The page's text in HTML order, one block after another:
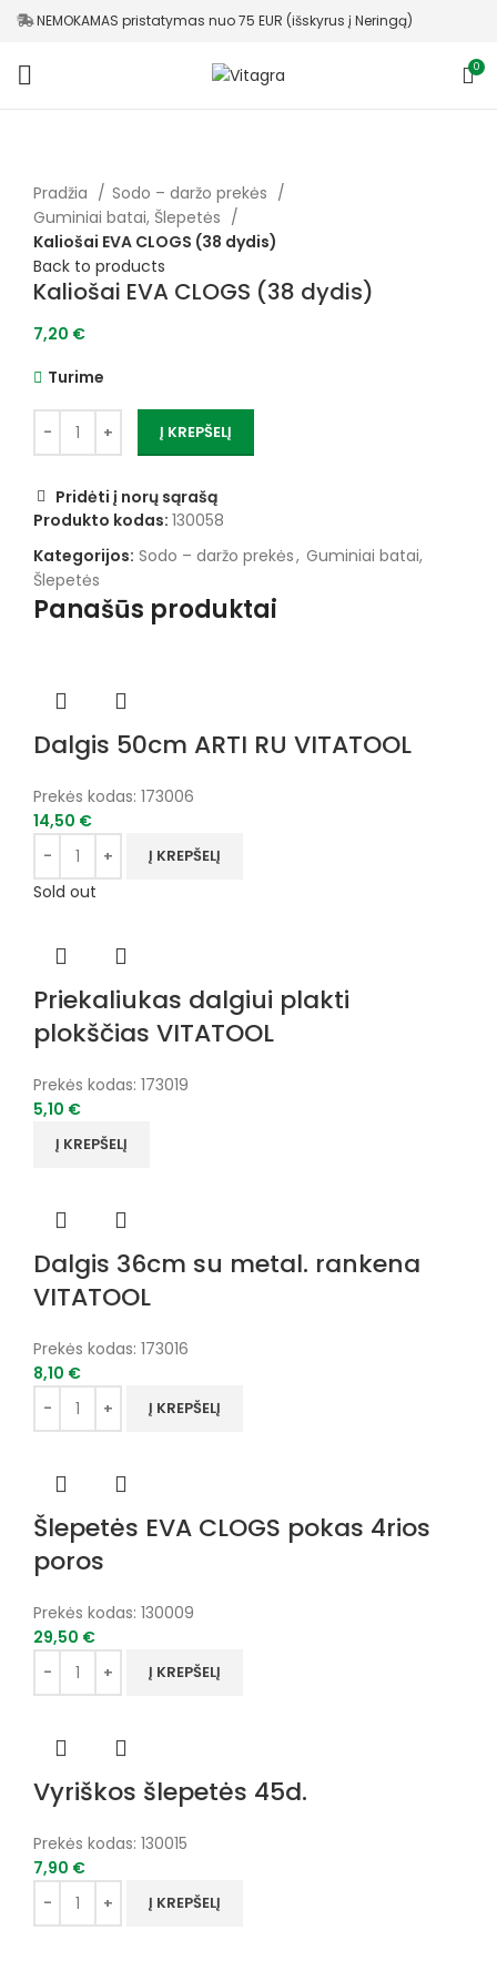
NEMOKAMAS pristatymas nuo 75 EUR (išskyrus į Neringą)
0
Pradžia
Sodo – daržo prekės
Guminiai batai, Šlepetės
Kaliošai EVA CLOGS (38 dydis)
Back to products
Kaliošai EVA CLOGS (38 dydis)
7,20 €
Turime
Į KREPŠELĮ
Pridėti į norų sąrašą
Produkto kodas: 130058
Kategorijos: Sodo – daržo prekės, Guminiai batai,
Šlepetės
Panašūs produktai
Dalgis 50cm ARTI RU VITATOOL
Prekės kodas: 173006
14,50 €
Į KREPŠELĮ
Sold out
Priekaliukas dalgiui plakti
plokščias VITATOOL
Prekės kodas: 173019
5,10 €
Į KREPŠELĮ
Dalgis 36cm su metal. rankena
VITATOOL
Prekės kodas: 173016
8,10 €
Į KREPŠELĮ
Šlepetės EVA CLOGS pokas 4rios
poros
Prekės kodas: 130009
29,50 €
Į KREPŠELĮ
Vyriškos šlepetės 45d.
Prekės kodas: 130015
7,90 €
Į KREPŠELĮ